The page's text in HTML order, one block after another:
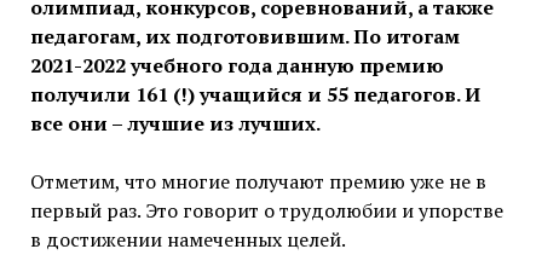
олимпиад, конкурсов, соревнований, а также
педагогам, их подготовившим. По итогам
2021-2022 учебного года данную премию
получили 161 (!) учащийся и 55 педагогов. И
все они – лучшие из лучших.
Отметим, что многие получают премию уже не в
первый раз. Это говорит о трудолюбии и упорстве
в достижении намеченных целей.